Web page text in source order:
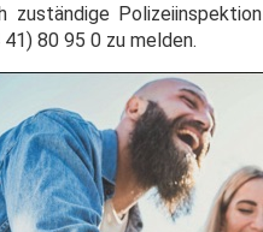
zuständige
80 95 0 zu melden.